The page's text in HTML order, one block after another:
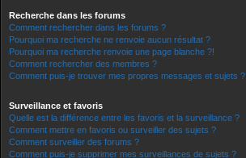
Recherche dans les forums
Comment rechercher dans les forums ?
Pourquoi ma recherche ne renvoie aucun résultat ?
Pourquoi ma recherche renvoie une page blanche ?!
Comment rechercher des membres ?
Comment puis-je trouver mes propres messages et sujets ?
Surveillance et favoris
Quelle est la différence entre les favoris et la surveillance ?
Comment mettre en favoris ou surveiller des sujets ?
Comment surveiller des forums ?
Comment puis-je supprimer mes surveillances de sujets ?